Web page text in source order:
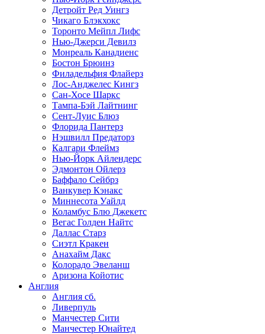
Детройт Ред Уингз
Чикаго Блэкхокс
Торонто Мейпл Лифс
Нью-Джерси Девилз
Монреаль Канадиенс
Бостон Брюинз
Филадельфия Флайерз
Лос-Анджелес Кингз
Сан-Хосе Шаркс
Тампа-Бэй Лайтнинг
Сент-Луис Блюз
Флорида Пантерз
Нэшвилл Предаторз
Калгари Флеймз
Нью-Йорк Айлендерс
Эдмонтон Ойлерз
Баффало Сейбрз
Ванкувер Кэнакс
Миннесота Уайлд
Коламбус Блю Джекетс
Вегас Голден Найтс
Даллас Старз
Сиэтл Кракен
Анахайм Дакс
Колорадо Эвеланш
Аризона Койотис
Англия
Англия сб.
Ливерпуль
Манчестер Сити
Манчестер Юнайтед